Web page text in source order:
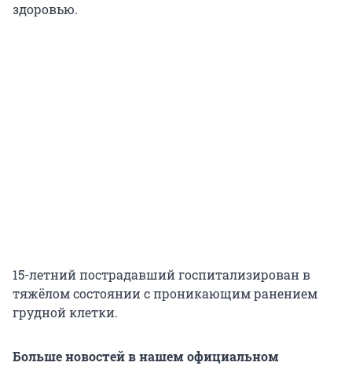
здоровью.
15-летний пострадавший госпитализирован в
тяжёлом состоянии с проникающим ранением
грудной клетки.
Больше новостей в нашем официальном